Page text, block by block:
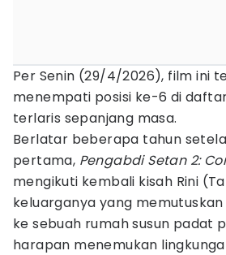
Per Senin (29/4/2026), film ini
menempati posisi ke-6 di
terlaris sepanjang masa.
Berlatar beberapa tahun
pertama, Pengabdi Setan 2:
mengikuti kembali kisah Rini
keluarganya yang
ke sebuah rumah susun padat
harapan menemukan